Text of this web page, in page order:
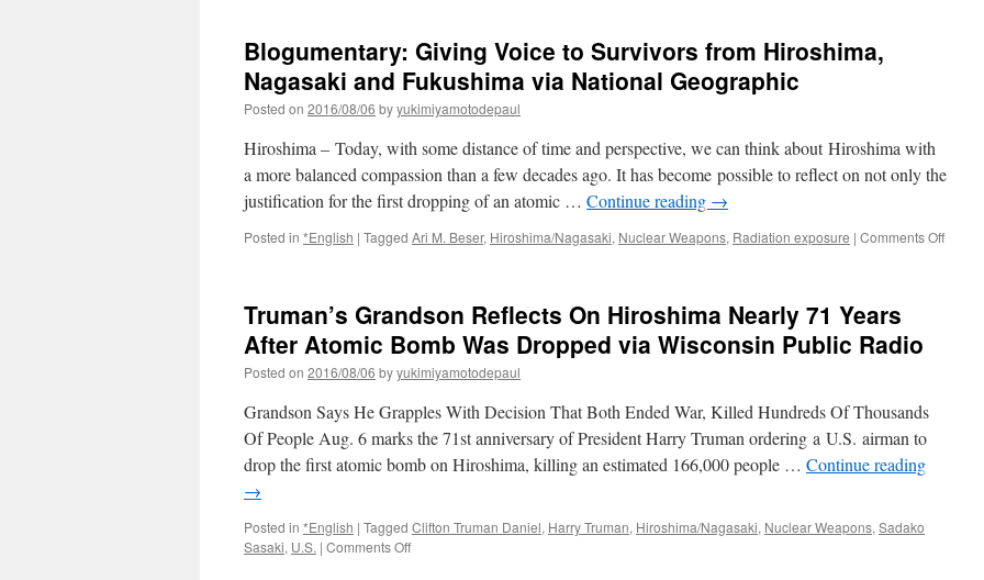
へ
「負
け
る
も
か」
広
島、
ぞ
れ
の
via
日
新
Blogumentary: Giving Voice to Survivors from Hiroshima,
Nagasaki and Fukushima via National Geographic
Posted on 2016/08/06 byyukimiyamotodepaul
Hiroshima – Today, with some distance of time and perspective, we can think about Hiroshima with
a more balanced compassion than a few decades ago. It has become possible to reflect on not only the
justification for the first dropping of an atomic … Continue reading →
Posted in *English | Tagged Ari M. Beser, Hiroshima/Nagasaki, Nuclear Weapons, Radiation exposure | Comments Offon
Truman’s Grandson Reflects On Hiroshima Nearly 71 Years
After Atomic Bomb Was Dropped via Wisconsin Public Radio
Posted on 2016/08/06 byyukimiyamotodepaul
Grandson Says He Grapples With Decision That Both Ended War, Killed Hundreds Of Thousands
Of People Aug. 6 marks the 71st anniversary of President Harry Truman ordering a U.S. airman to
drop the first atomic bomb on Hiroshima, killing an estimated 166,000 people … Continue reading
→
Posted in *English | Tagged Clifton Truman Daniel, Harry Truman, Hiroshima/Nagasaki, Nuclear Weapons, Sadako
Sasaki, U.S. | Comments Offon